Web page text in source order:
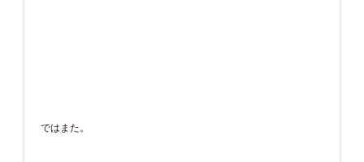
ではまた。